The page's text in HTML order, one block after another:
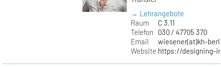
→ Lehrangebote
Raum
C 3.11
Telefon
030 / 47705 370
Email
wiesener(at)kh-
Website https://designing-